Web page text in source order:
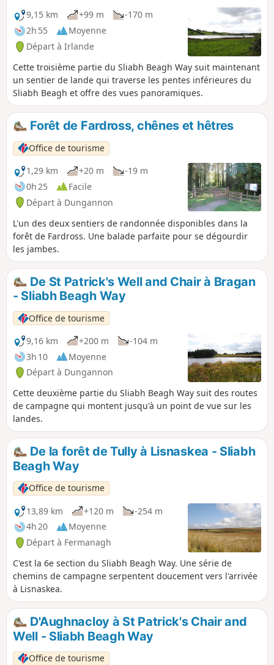
9,15 km +99 m
-170 m
2h 55
Moyenne
Départ à Irlande
Cette troisième partie du Sliabh Beagh Way suit maintenant
un sentier de lande qui traverse les pentes inférieures du
Sliabh Beagh et offre des vues panoramiques.
Forêt de Fardross, chênes et hêtres
Office de tourisme
1,29 km
+20 m
-19 m
0h 25
Facile
Départ à Dungannon
L'un des deux sentiers de randonnée disponibles dans la
forêt de Fardross. Une balade parfaite pour se dégourdir
les jambes.
De St Patrick's Well and Chair à Bragan
- Sliabh Beagh Way
Office de tourisme
9,16 km
+200 m
-104 m
3h 10
Moyenne
Départ à Dungannon
Cette deuxième partie du Sliabh Beagh Way suit des routes
de campagne qui montent jusqu'à un point de vue sur les
landes.
De la forêt de Tully à Lisnaskea - Sliabh
Beagh Way
Office de tourisme
13,89 km
+120 m
-254 m
4h 20
Moyenne
Départ à Fermanagh
C'est la 6e section du Sliabh Beagh Way. Une série de
chemins de campagne serpentent doucement vers l'arrivée
à Lisnaskea.
D'Aughnacloy à St Patrick's Chair and
Well - Sliabh Beagh Way
Office de tourisme